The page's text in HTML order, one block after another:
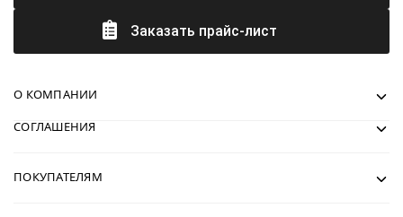
Заказать прайс-лист
О КОМПАНИИ
СОГЛАШЕНИЯ
ПОКУПАТЕЛЯМ